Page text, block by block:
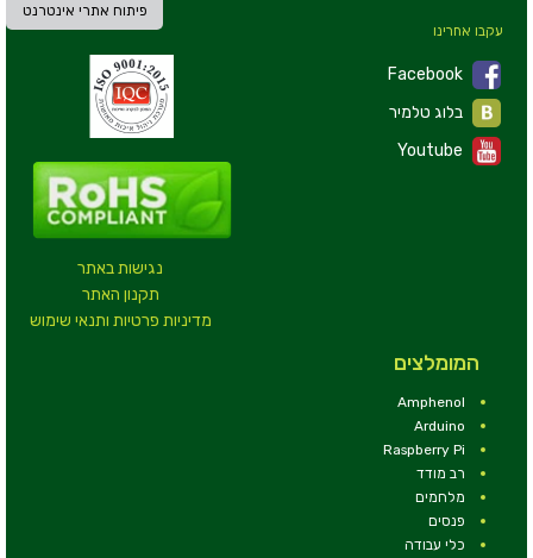
פיתוח אתרי אינטרנט
נגישות באתר
תקנון האתר
מדיניות פרטיות ותנאי שימוש
עקבו אחרינו
Facebook
Youtube
המומלצים
Amphenol
Arduino
Raspberry Pi
רב מודד
מלחמים
פנסים
כלי עבודה